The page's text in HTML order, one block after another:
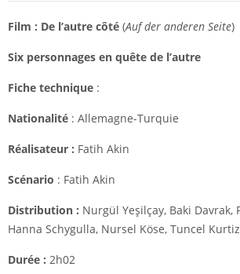
Film : De l’autre côté (Auf der anderen Seite)
Six personnages en quête de l’autre
Fiche technique :
Nationalité : Allemagne-Turquie
Réalisateur : Fatih Akin
Scénario : Fatih Akin
Distribution : Nurgül Yeşilçay, Baki Davrak,
Hanna Schygulla, Nursel Köse, Tuncel
Durée : 2h02